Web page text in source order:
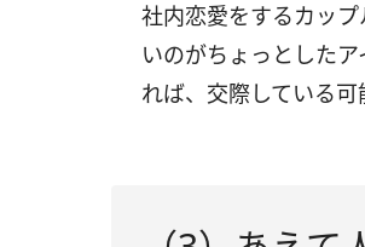
社内恋愛をするカッ
いのがちょっとした
れば、交際している可